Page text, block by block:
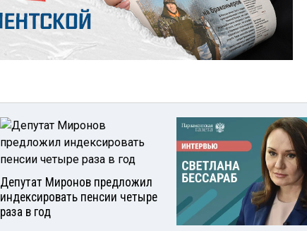
Депутат Миронов предложил
индексировать пенсии четыре
раза в год